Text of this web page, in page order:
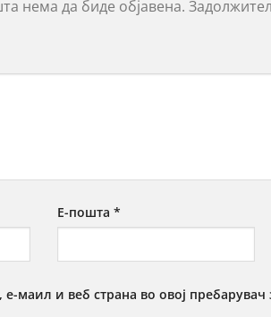
нема да биде објавена.
Е-пошта *
маил и веб страна во овој пребарувач